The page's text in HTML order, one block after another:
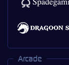
Arcade